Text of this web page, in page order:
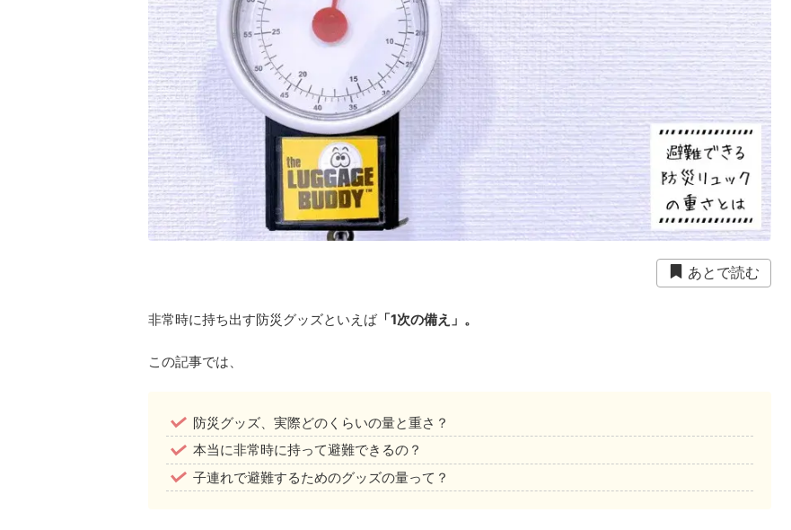
あとで読む
非常時に持ち出す防災グッズといえば「1次の備え」。
この記事では、
防災グッズ、実際どのくらいの量と重さ？
本当に非常時に持って避難できるの？
子連れで避難するためのグッズの量って？